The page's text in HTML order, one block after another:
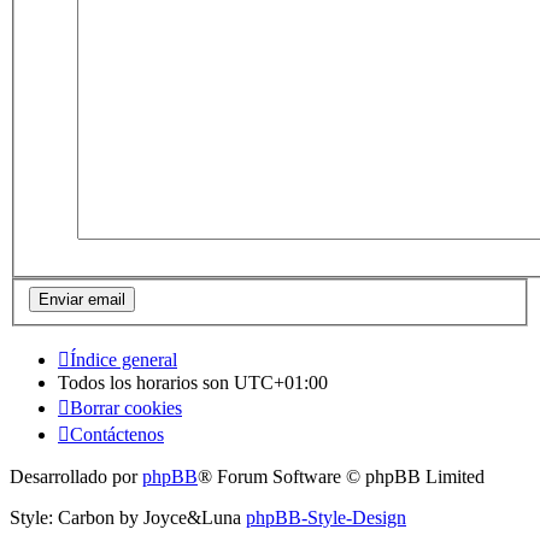
Índice general
Todos los horarios son UTC+01:00
Borrar cookies
Contáctenos
Desarrollado porphpBB® Forum Software © phpBB Limited
Style: Carbon by Joyce&Luna phpBB-Style-Design